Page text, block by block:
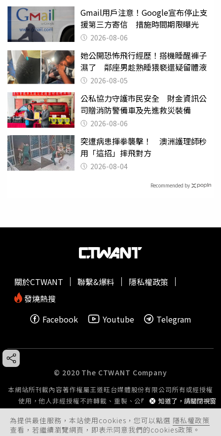
Gmail用戶注意！Google宣布停止支
援第三方寄信 措施時間期限曝光
2026-08-06
她公開恐怖飛行經歷！搭機睡醒褲子
濕了 鄰座男趁熟睡猥褻還疑留體液
2026-08-05
公私協力守護市民安全 財金資訊公
司贈消防警備車及先進救災裝備
2026-08-06
突遭病患揮拳襲擊！ 澳洲護理師秒
用「這招」摔飛對方
2026-08-04
Recommended by
為提供最佳服務，本站使用cookies，您可以點選 隱私權政策
查看，若繼續瀏覽網頁，即表示同意我們的cookies政策。
知道了，請關閉視窗
關於CTWANT 聯繫&爆料
隱私權政策
發燒熱搜
Facebook
Youtube Telegram
© 2020 The CTWANT Company
本網站所刊載內容著作權屬王道旺台媒體股份有限公司所有或經授權
使用，他人非經授權不許轉載、重製、公開播送或公開傳輸。